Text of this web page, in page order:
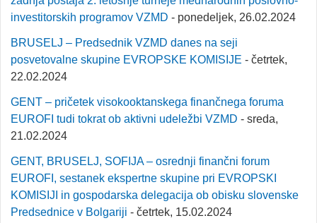
investitorskih programov VZMD - ponedeljek, 26.02.2024
BRUSELJ – Predsednik VZMD danes na seji
posvetovalne skupine EVROPSKE KOMISIJE - četrtek,
22.02.2024
GENT – pričetek visokooktanskega finančnega foruma
EUROFI tudi tokrat ob aktivni udeležbi VZMD - sreda,
21.02.2024
GENT, BRUSELJ, SOFIJA – osrednji finančni forum
EUROFI, sestanek ekspertne skupine pri EVROPSKI
KOMISIJI in gospodarska delegacija ob obisku slovenske
Predsednice v Bolgariji - četrtek, 15.02.2024